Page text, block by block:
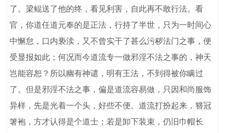
了。梁鲲送了他的终，看见利害，自此再不敢行法。看
官，你道任道元奉的是正法，行持了半世，只为一时间心
中懈怠，口内亵渎，又不曾实干了甚么污秽法门之事，便
受显报如此；何况而今道流专一做邪淫不法之事的，神天
岂能容恕？所以幽有神谴，明有王法，不到得被你瞒过
了。但是邪淫不法之事，偏是道流容易做，只因和尚服饰
异样，先是光着一个头，好些不便。道流打扮起来，簪冠
箸袍，方才认得是个道士；若是卸下装束，仍旧巾帽长